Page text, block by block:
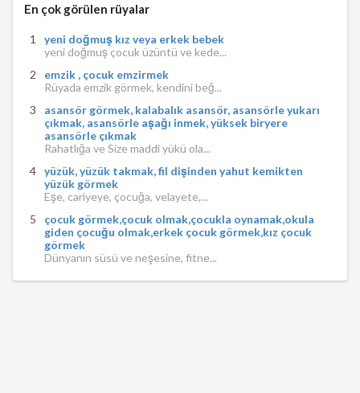
En çok görülen rüyalar
yeni doğmuş kız veya erkek bebek
yeni doğmuş çocuk üzüntü ve kede...
emzik , çocuk emzirmek
Rüyada emzik görmek, kendini beğ...
asansör görmek, kalabalık asansör, asansörle yukarı
çıkmak, asansörle aşağı inmek, yüksek biryere
asansörle çıkmak
Rahatlığa ve Size maddi yükü ola...
yüzük, yüzük takmak, fil dişinden yahut kemikten
yüzük görmek
Eşe, cariyeye, çocuğa, velayete,...
çocuk görmek,çocuk olmak,çocukla oynamak,okula
giden çocuğu olmak,erkek çocuk görmek,kız çocuk
görmek
Dünyanın süsü ve neşesine, fitne...